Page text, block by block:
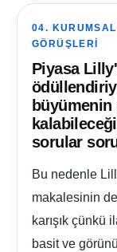
04.
GÖRÜŞLERI
Piyasa
sorular
Bu nedenle
makalesinin
karışık
basit ve